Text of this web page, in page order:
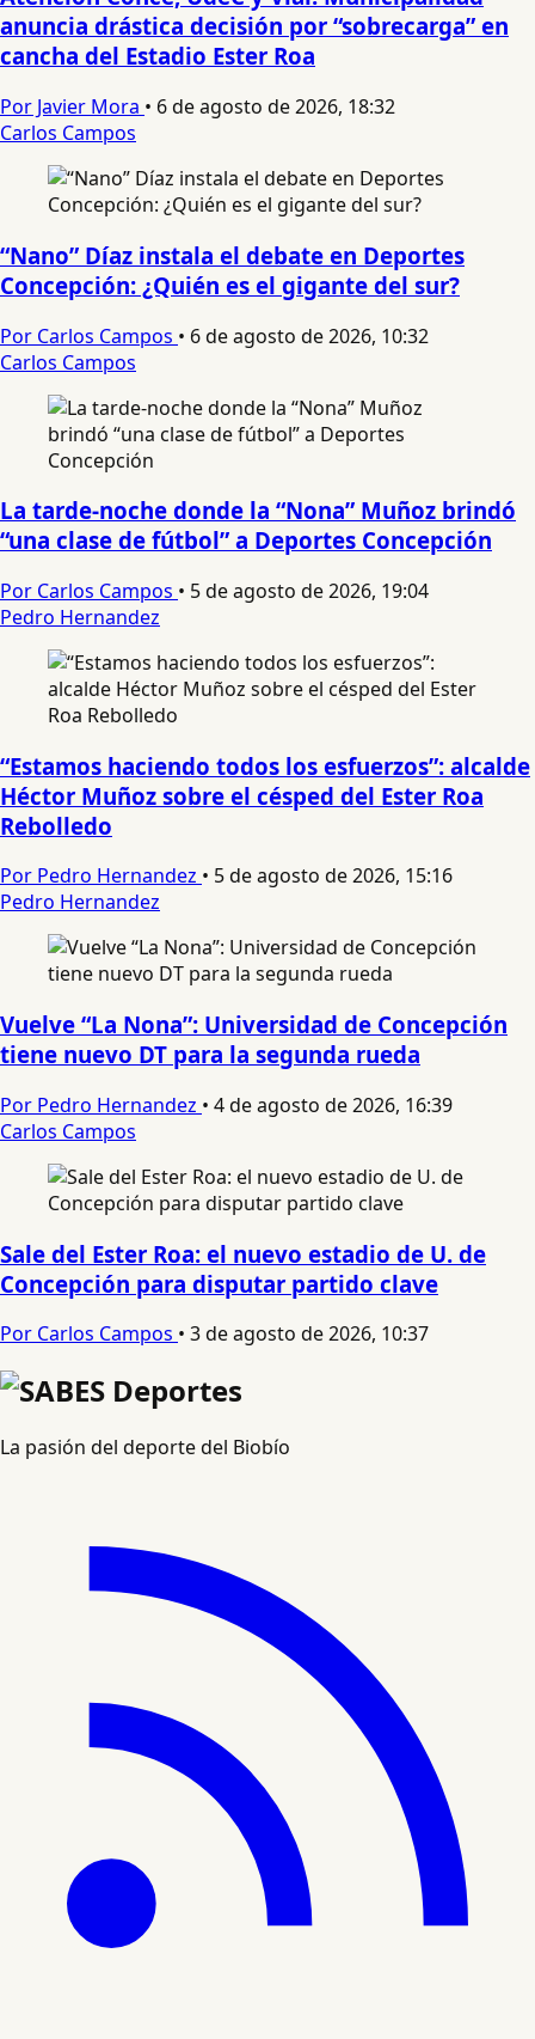
anuncia drástica decisión por “sobrecarga” en
cancha del Estadio Ester Roa
Por Javier Mora • 6 de agosto de 2026, 18:32
Carlos Campos
“Nano” Díaz instala el debate en Deportes
Concepción: ¿Quién es el gigante del sur?
Por Carlos Campos • 6 de agosto de 2026, 10:32
Carlos Campos
La tarde-noche donde la “Nona” Muñoz brindó
“una clase de fútbol” a Deportes Concepción
Por Carlos Campos • 5 de agosto de 2026, 19:04
Pedro Hernandez
“Estamos haciendo todos los esfuerzos”: alcalde
Héctor Muñoz sobre el césped del Ester Roa
Rebolledo
Por Pedro Hernandez • 5 de agosto de 2026, 15:16
Pedro Hernandez
Vuelve “La Nona”: Universidad de Concepción
tiene nuevo DT para la segunda rueda
Por Pedro Hernandez • 4 de agosto de 2026, 16:39
Carlos Campos
Sale del Ester Roa: el nuevo estadio de U. de
Concepción para disputar partido clave
Por Carlos Campos • 3 de agosto de 2026, 10:37
La pasión del deporte del Biobío